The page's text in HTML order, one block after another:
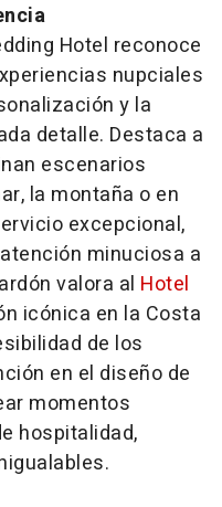
Hotel reconoce
nupciales
y la
detalle. Destaca a
escenarios
la montaña o en
excepcional,
minuciosa a
valora al Hotel
icónica en la Costa
de los
en el diseño de
momentos
hospitalidad,